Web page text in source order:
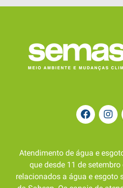
Atendimento de água e
que desde 11 de
relacionados a água e esgoto